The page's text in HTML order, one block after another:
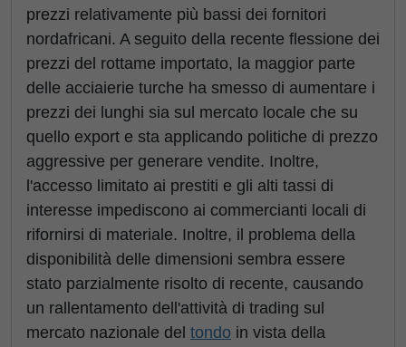
prezzi relativamente più bassi dei fornitori
nordafricani. A seguito della recente flessione dei
prezzi del rottame importato, la maggior parte
delle acciaierie turche ha smesso di aumentare i
prezzi dei lunghi sia sul mercato locale che su
quello export e sta applicando politiche di prezzo
aggressive per generare vendite. Inoltre,
l'accesso limitato ai prestiti e gli alti tassi di
interesse impediscono ai commercianti locali di
rifornirsi di materiale. Inoltre, il problema della
disponibilità delle dimensioni sembra essere
stato parzialmente risolto di recente, causando
un rallentamento dell'attività di trading sul
mercato nazionale del tondo in vista della